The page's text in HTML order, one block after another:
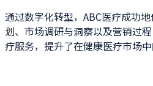
通过数字化转型，ABC医疗成功
划、市场调研与洞察以及营销过
疗服务，提升了在健康医疗市场中